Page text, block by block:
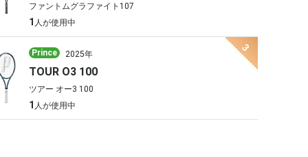
ファントムグラファイト107
1 人が使用中
Prince 2025年
TOUR O3 100
ツアー オー3 100
1 人が使用中
3